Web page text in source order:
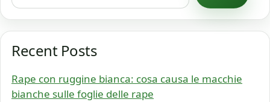
Recent Posts
Rape con ruggine bianca: cosa causa le macchie
bianche sulle foglie delle rape